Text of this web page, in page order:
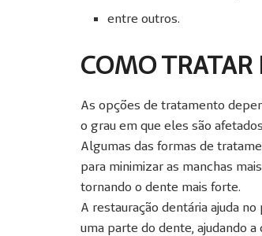
entre outros.
COMO
As opções de tratamento
o grau em que eles são
Algumas das formas de
para minimizar as manchas
tornando o dente mais forte.
A restauração dentária ajuda
uma parte do dente, ajudando